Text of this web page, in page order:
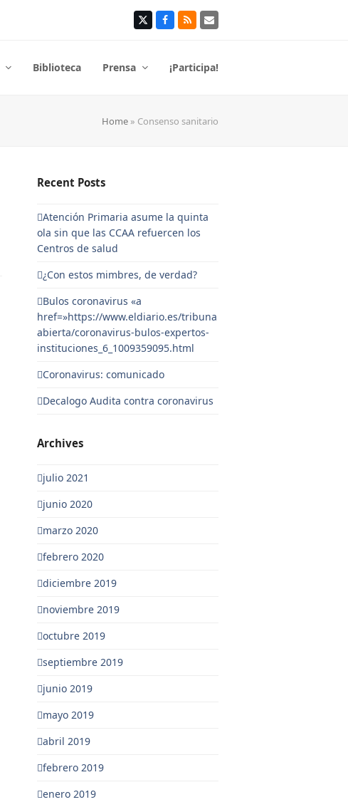
TwitterFacebook
RSS Correo
Biblioteca Prensa ¡Participa!
Home » Consenso sanitario
Recent Posts
Atención Primaria asume la quinta
ola sin que las CCAA refuercen los
Centros de salud
¿Con estos mimbres, de verdad?
Bulos coronavirus «a
href=»https://www.eldiario.es/tribuna
abierta/coronavirus-bulos-expertos-
instituciones_6_1009359095.html
Coronavirus: comunicado
Decalogo Audita contra coronavirus
Archives
julio 2021
junio 2020
marzo 2020
febrero 2020
diciembre 2019
noviembre 2019
octubre 2019
septiembre 2019
junio 2019
mayo 2019
abril 2019
febrero 2019
enero 2019